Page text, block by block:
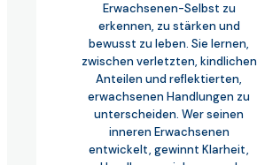
Erwachsenen-Selbst zu
erkennen, zu stärken und
bewusst zu leben. Sie lernen,
zwischen verletzten, kindlichen
Anteilen und reflektierten,
erwachsenen Handlungen zu
unterscheiden. Wer seinen
inneren Erwachsenen
entwickelt, gewinnt Klarheit,